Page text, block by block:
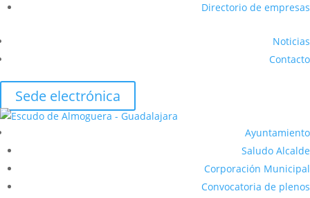
Directorio de empresas
Noticias
Contacto
Sede electrónica
Ayuntamiento
Saludo Alcalde
Corporación Municipal
Convocatoria de plenos